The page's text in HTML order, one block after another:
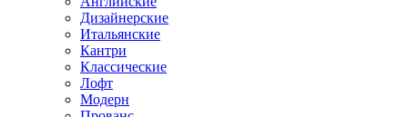
Дизайнерские
Итальянские
Кантри
Классические
Лофт
Модерн